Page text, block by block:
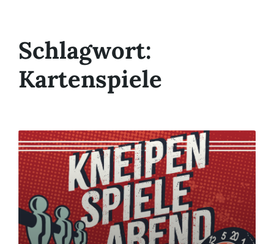
Schlagwort:
Kartenspiele
Read
More